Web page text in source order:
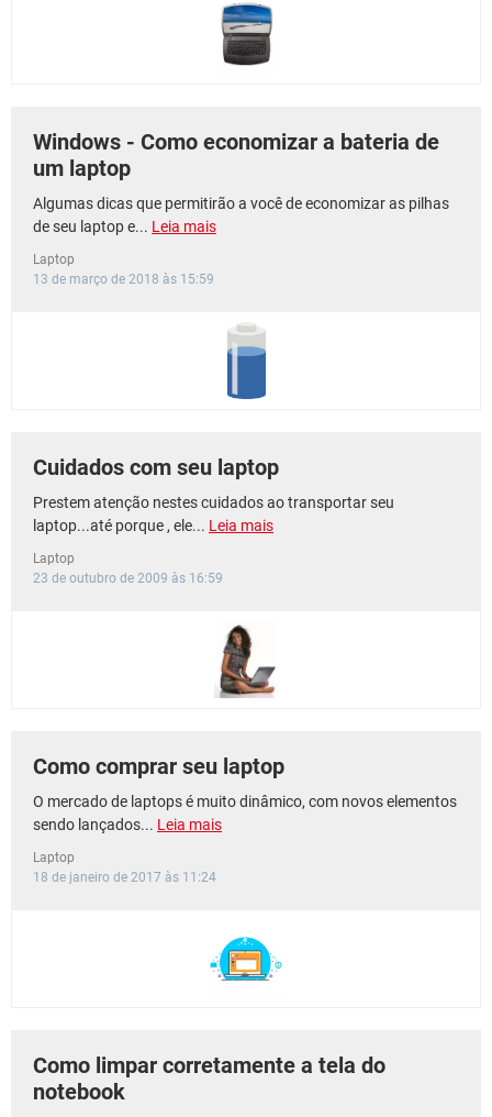
Windows - Como economizar a bateria de
um laptop
Algumas dicas que permitirão a você de economizar as pilhas
de seu laptop e... Leia mais
Laptop
13 de março de 2018 às 15:59
Cuidados com seu laptop
Prestem atenção nestes cuidados ao transportar seu
laptop...até porque , ele... Leia mais
Laptop
23 de outubro de 2009 às 16:59
Como comprar seu laptop
O mercado de laptops é muito dinâmico, com novos elementos
sendo lançados... Leia mais
Laptop
18 de janeiro de 2017 às 11:24
Como limpar corretamente a tela do
notebook